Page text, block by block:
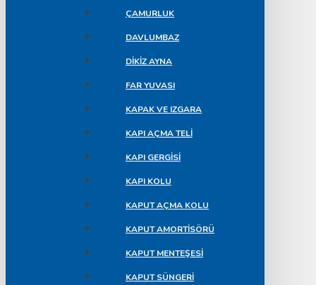
ÇAMURLUK
DAVLUMBAZ
DIKIZ AYNA
FAR YUVASI
KAPAK VE IZGARA
KAPI AÇMA TELI
KAPI GERGISI
KAPI KOLU
KAPUT AÇMA KOLU
KAPUT AMORTISÖRÜ
KAPUT MENTEŞESI
KAPUT SÜNGERI